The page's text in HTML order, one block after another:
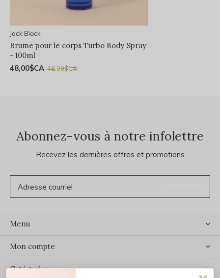
Jack Black
Brume pour le corps Turbo Body Spray
- 100ml
48,00$CA 48,00$CA
Abonnez-vous à notre infolettre
Recevez les dernières offres et promotions
Menu
Mon compte
Catégories